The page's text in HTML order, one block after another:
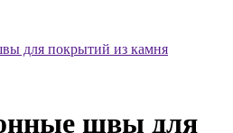
для покрытий из камня
швы для